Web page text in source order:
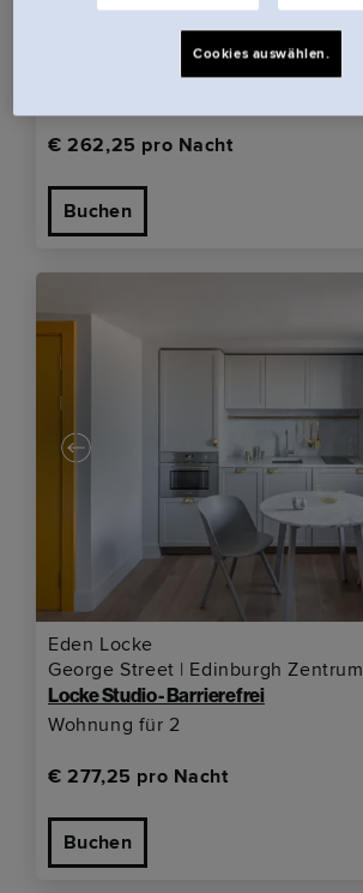
Eden Locke
George Street | Edinburgh Zentrum
€ 262,25 pro Nacht
Buchen
Eden Locke
George Street | Edinburgh Zentrum
Locke Studio - Barrierefrei
Wohnung für 2
€ 277,25 pro Nacht
Buchen
Cookies auswählen.